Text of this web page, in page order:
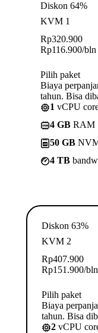
Diskon 64%
KVM 1
Rp320.900
Rp116.900/bln
Pilih paket
Biaya
tahun. Bisa
1 vCPU
4 GB RAM
50 GB
4 TB
Diskon 63%
KVM 2
Rp407.900
Rp151.900/bln
Pilih paket
Biaya
tahun. Bisa
2 vCPU